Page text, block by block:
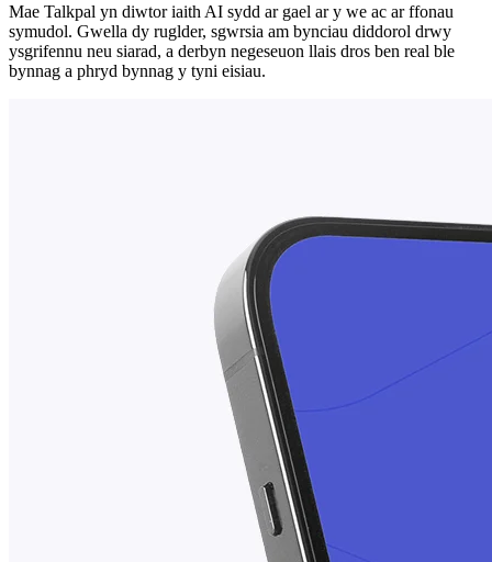
Mae Talkpal yn diwtor iaith AI sydd ar gael ar y we ac ar ffonau
symudol. Gwella dy ruglder, sgwrsia am bynciau diddorol drwy
ysgrifennu neu siarad, a derbyn negeseuon llais dros ben real ble
bynnag a phryd bynnag y tyni eisiau.